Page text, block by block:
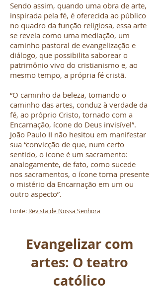
Sendo assim, quando uma obra de arte,
inspirada pela fé, é oferecida ao público
no quadro da função religiosa, essa arte
se revela como uma mediação, um
caminho pastoral de evangelização e
diálogo, que possibilita saborear o
patrimônio vivo do cristianismo e, ao
mesmo tempo, a própria fé cristã.
“O caminho da beleza, tomando o
caminho das artes, conduz à verdade da
fé, ao próprio Cristo, tornado com a
Encarnação, ícone do Deus invisível”.
João Paulo II não hesitou em manifestar
sua “convicção de que, num certo
sentido, o ícone é um sacramento:
analogamente, de fato, como sucede
nos sacramentos, o ícone torna presente
o mistério da Encarnação em um ou
outro aspecto”.
Fonte: Revista de Nossa Senhora
Evangelizar com
artes: O teatro
católico